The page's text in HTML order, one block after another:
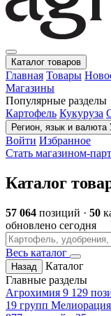
Каталог товаров
Главная Товары
Магазины
Популярные разделы
Картофель Кукуруза
Регион, язык и валюта
Войти Избранное
Стать магазином-
Каталог
57 064 позиций · 50
обновлено сегодня
Весь каталог
Назад
Каталог
Главные разделы
Агрохимия 9 129
19 групп Мелиорация